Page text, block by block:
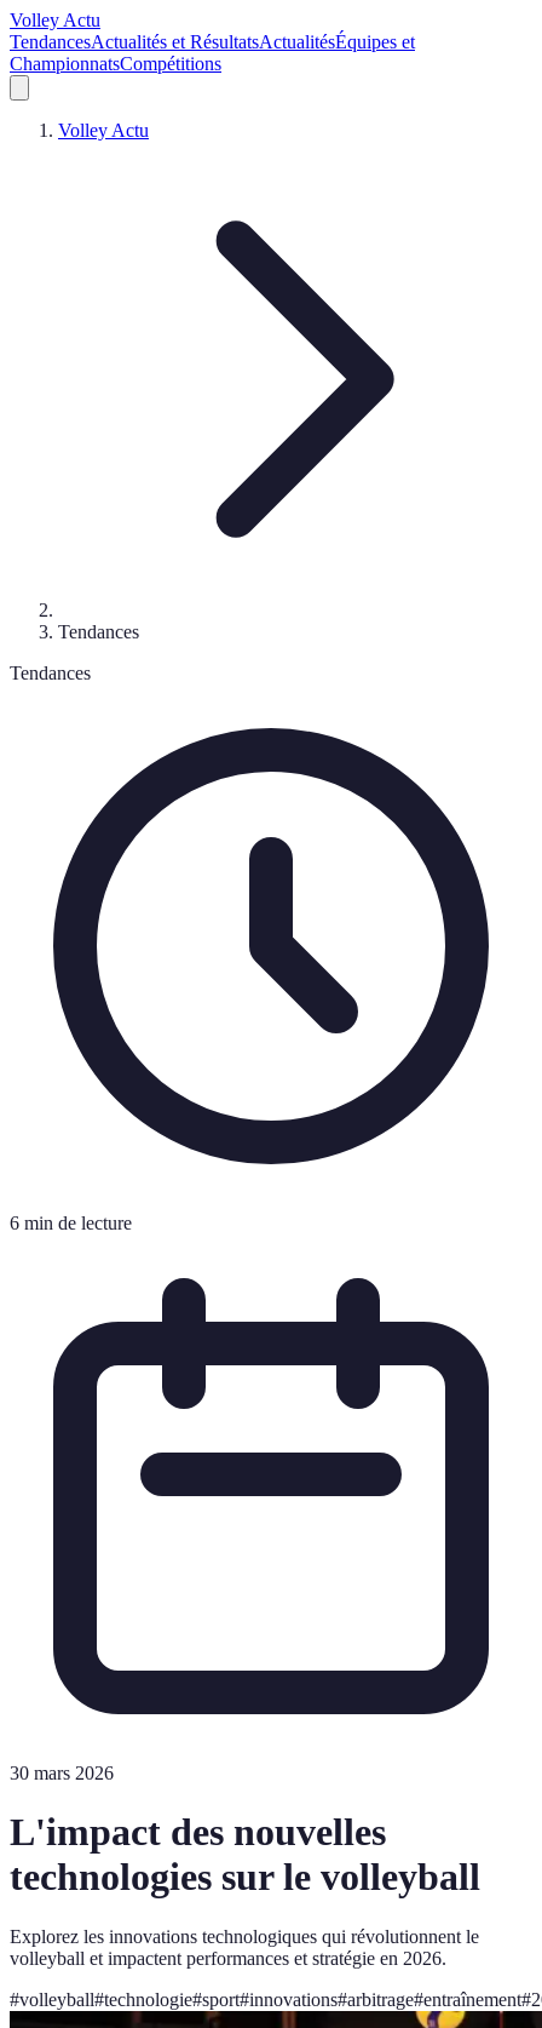
Volley Actu
TendancesActualités et RésultatsActualitésÉquipes et
ChampionnatsCompétitions
Volley Actu
Tendances
Tendances
6 min de lecture
30 mars 2026
L'impact des nouvelles
technologies sur le volleyball
Explorez les innovations technologiques qui révolutionnent le
volleyball et impactent performances et stratégie en 2026.
#volleyball#technologie#sport#innovations#arbitrage#entraînement#